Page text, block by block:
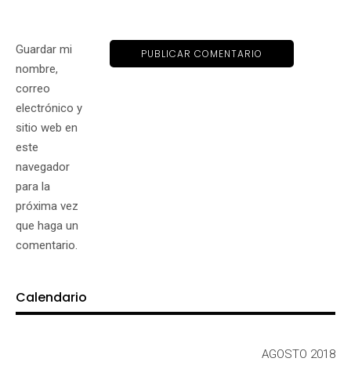
Guardar mi
nombre,
correo
electrónico y
sitio web en
este
navegador
para la
próxima vez
que haga un
comentario.
Calendario
AGOSTO 2018